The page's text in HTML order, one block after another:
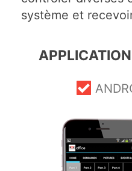
système et